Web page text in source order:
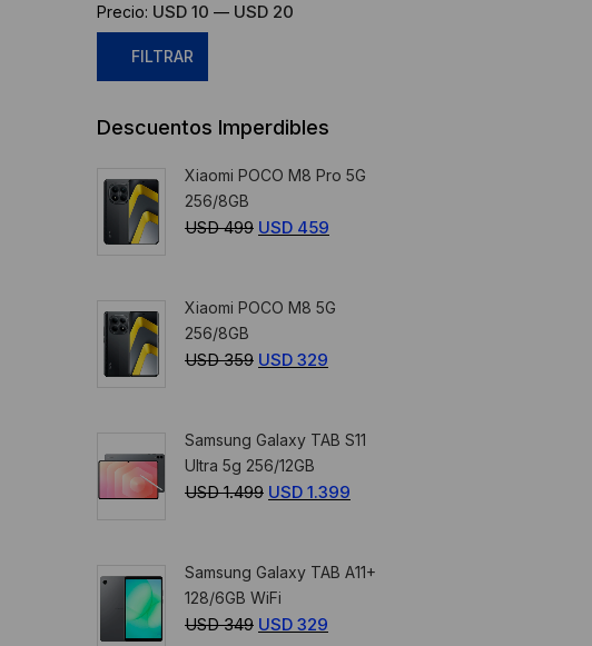
mínimo
máximo
FILTRAR
Precio: USD 10 — USD 20
Descuentos Imperdibles
Xiaomi POCO M8 Pro 5G
256/8GB
USD499 El
era:
499.
USD 459
es:
Xiaomi POCO M8 5G
256/8GB
USD359 El
era:
USD
359.
USD 329
es:
329.
Samsung Galaxy TAB S11
Ultra 5g 256/12GB
USD1.499 El
era:
USD
1.499.
USD 1.399
es:
Samsung Galaxy TAB A11+
128/6GB WiFi
USD349 El
USD 329